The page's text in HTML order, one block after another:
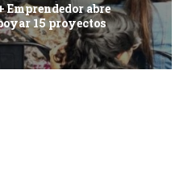
Emprendedor abre
15 proyectos